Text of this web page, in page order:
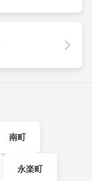
南町
永楽町